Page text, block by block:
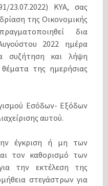
23.07.2022) ΚΥΑ, σας
της Οικονομικής
δια
2022 ημέρα
συζήτηση και λήψη
της ημερήσιας
Εσόδων- Εξόδων
αυτού.
έγκριση ή μη των
τον καθορισμό των
την εκτέλεση της
στεγάστρων για